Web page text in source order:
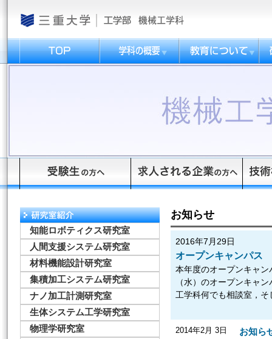
知能ロボティクス研究室
人間支援システム研究室
材料機能設計研究室
集積加工システム研究室
ナノ加工計測研究室
生体システム工学研究室
物理学研究室
お知らせ
2016年7月29日
オープンキャンパス
本年度のオープンキャ
（水）のオープンキャ
工学科何でも相談室，
2014年2月 3日 お知ら